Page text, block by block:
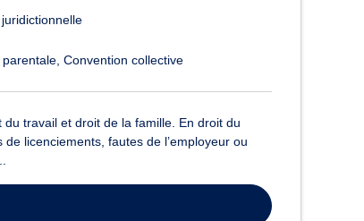
Convention collective
travail et droit de la famille. En droit du
licenciements, fautes de l’employeur ou